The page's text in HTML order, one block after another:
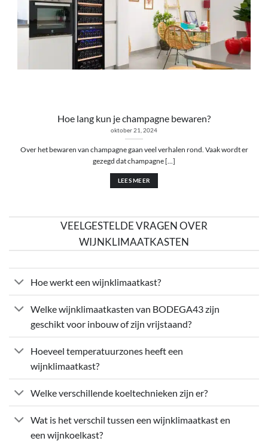
Hoe lang kun je champagne bewaren?
oktober 21, 2024
Over het bewaren van champagne gaan veel verhalen rond. Vaak wordt er
gezegd dat champagne [...]
LEES MEER
VEELGESTELDE VRAGEN OVER
WIJNKLIMAATKASTEN
Hoe werkt een wijnklimaatkast?
Welke wijnklimaatkasten van BODEGA43 zijn
geschikt voor inbouw of zijn vrijstaand?
Hoeveel temperatuurzones heeft een
wijnklimaatkast?
Welke verschillende koeltechnieken zijn er?
Wat is het verschil tussen een wijnklimaatkast en
een wijnkoelkast?